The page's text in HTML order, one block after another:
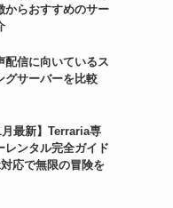
からおすすめのサー
配信に向いているス
グサーバーを比較
月最新】Terraria専
レンタル完全ガイド
対応で無限の冒険を